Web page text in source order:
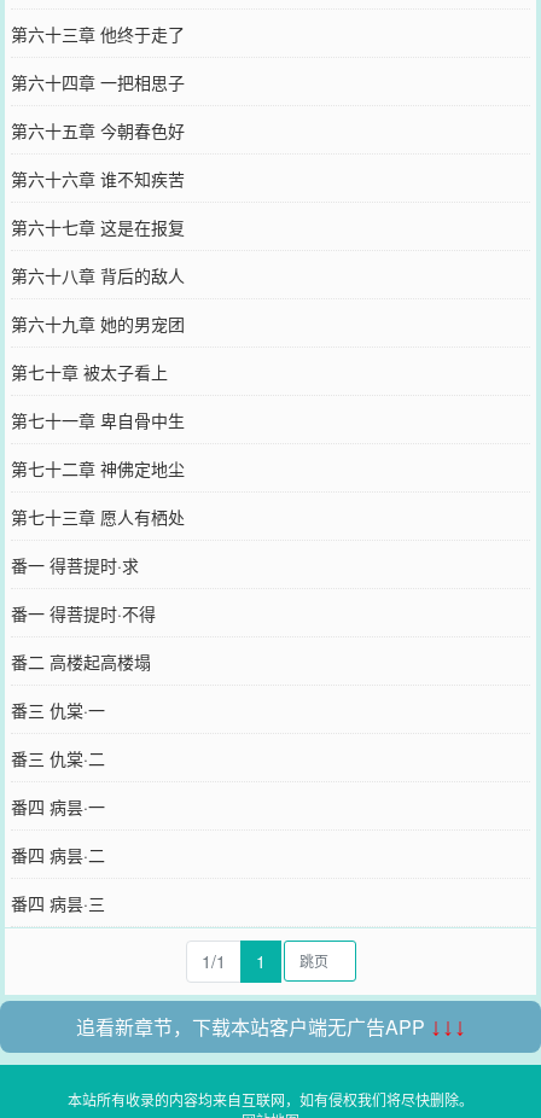
第六十三章 他终于走了
第六十四章 一把相思子
第六十五章 今朝春色好
第六十六章 谁不知疾苦
第六十七章 这是在报复
第六十八章 背后的敌人
第六十九章 她的男宠团
第七十章 被太子看上
第七十一章 卑自骨中生
第七十二章 神佛定地尘
第七十三章 愿人有栖处
番一 得菩提时·求
番一 得菩提时·不得
番二 高楼起高楼塌
番三 仇棠·一
番三 仇棠·二
番四 病昙·一
番四 病昙·二
番四 病昙·三
1/1 1
追看新章节，下载本站客户端无广告APP ↓↓↓
本站所有收录的内容均来自互联网，如有侵权我们将尽快删除。